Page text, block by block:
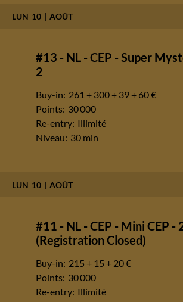
LUN 10 AOÛT
#13 - NL - CEP - Super
2
Buy-in: 261 + 300 + 39 + 60 €
Points: 30 000
Re-entry: Illimité
Niveau: 30 min
LUN 10 AOÛT
#11 - NL - CEP - Mini CEP -
(Registration Closed)
Buy-in: 215 + 15 + 20 €
Points: 30 000
Re-entry: Illimité